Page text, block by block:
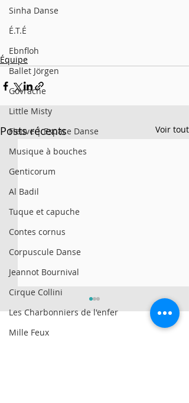
Sinha Danse
É.T.É
Ebnfloh
Ballet Jörgen
Govrache
Little Misty
Fleuve | Espace Danse
Musique à bouches
Genticorum
Al Badil
Tuque et capuche
Contes cornus
Corpuscule Danse
Jeannot Bournival
Cirque Collini
Les Charbonniers de l'enfer
Mille Feux
Équipe
Posts récents Voir tout